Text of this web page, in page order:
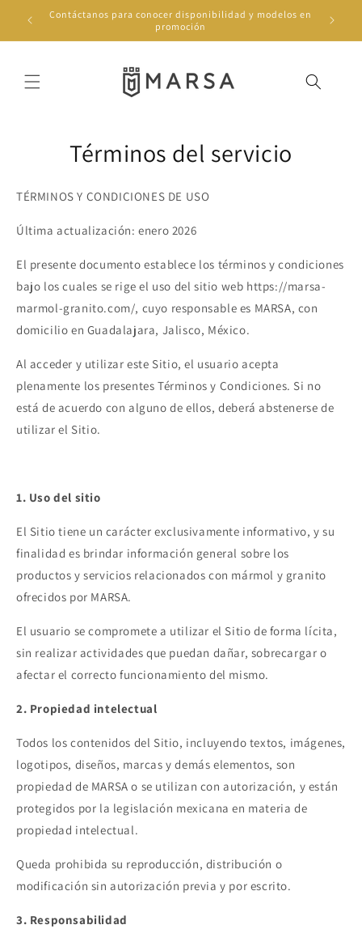
directamente
Contáctanos para conocer disponibilidad y modelos en
promoción
Términos del servicio
TÉRMINOS Y CONDICIONES DE USO
Última actualización: enero 2026
El presente documento establece los términos y condiciones
bajo los cuales se rige el uso del sitio web https://marsa-
marmol-granito.com/, cuyo responsable es MARSA, con
domicilio en Guadalajara, Jalisco, México.
Al acceder y utilizar este Sitio, el usuario acepta
plenamente los presentes Términos y Condiciones. Si no
está de acuerdo con alguno de ellos, deberá abstenerse de
utilizar el Sitio.
1. Uso del sitio
El Sitio tiene un carácter exclusivamente informativo, y su
finalidad es brindar información general sobre los
productos y servicios relacionados con mármol y granito
ofrecidos por MARSA.
El usuario se compromete a utilizar el Sitio de forma lícita,
sin realizar actividades que puedan dañar, sobrecargar o
afectar el correcto funcionamiento del mismo.
2. Propiedad intelectual
Todos los contenidos del Sitio, incluyendo textos, imágenes,
logotipos, diseños, marcas y demás elementos, son
propiedad de MARSA o se utilizan con autorización, y están
protegidos por la legislación mexicana en materia de
propiedad intelectual.
Queda prohibida su reproducción, distribución o
modificación sin autorización previa y por escrito.
3. Responsabilidad